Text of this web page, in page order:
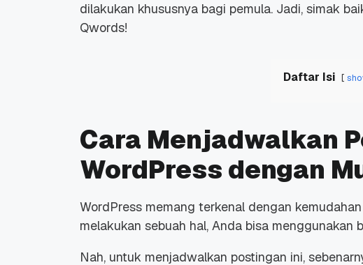
dilakukan khususnya bagi pemula. Jadi, simak
Qwords!
Daftar Isi
Cara Menjadwalkan
WordPress dengan
WordPress memang terkenal dengan
melakukan sebuah hal, Anda bisa menggunakan
Nah, untuk menjadwalkan postingan ini,